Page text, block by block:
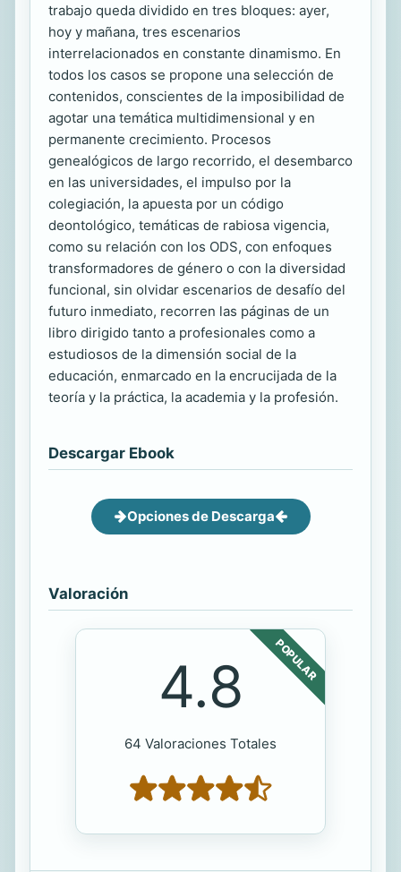
trabajo queda dividido en tres bloques: ayer,
hoy y mañana, tres escenarios
interrelacionados en constante dinamismo. En
todos los casos se propone una selección de
contenidos, conscientes de la imposibilidad de
agotar una temática multidimensional y en
permanente crecimiento. Procesos
genealógicos de largo recorrido, el desembarco
en las universidades, el impulso por la
colegiación, la apuesta por un código
deontológico, temáticas de rabiosa vigencia,
como su relación con los ODS, con enfoques
transformadores de género o con la diversidad
funcional, sin olvidar escenarios de desafío del
futuro inmediato, recorren las páginas de un
libro dirigido tanto a profesionales como a
estudiosos de la dimensión social de la
educación, enmarcado en la encrucijada de la
teoría y la práctica, la academia y la profesión.
Descargar Ebook
Opciones de Descarga
Valoración
POPULAR
4.8
64 Valoraciones Totales